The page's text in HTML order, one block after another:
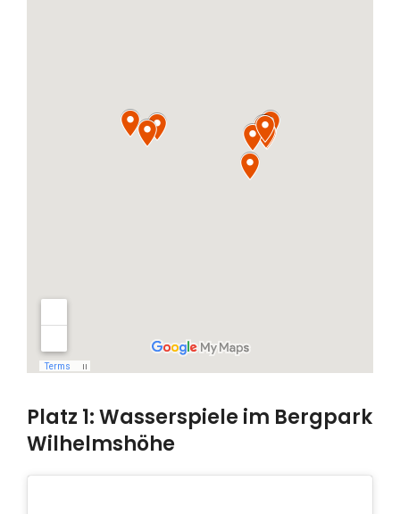
Platz 1: Wasserspiele im Bergpark
Wilhelmshöhe